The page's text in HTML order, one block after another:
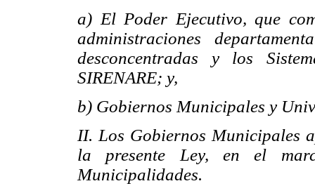
a) El Poder Ejecutivo, que
administraciones
desconcentradas y los
SIRENARE; y,
b) Gobiernos Municipales y
II. Los Gobiernos Municipales
la presente Ley, en el
Municipalidades.